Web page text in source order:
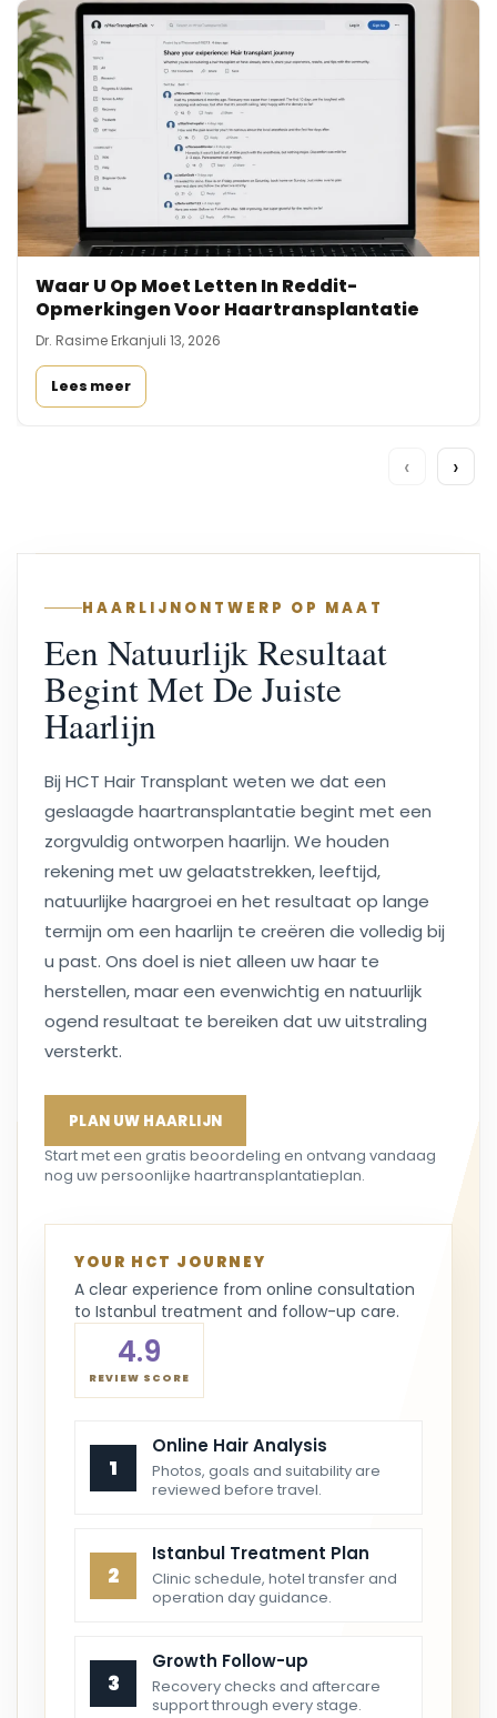
Waar U Op Moet Letten In Reddit-
Opmerkingen Voor Haartransplantatie
Dr. Rasime Erkanjuli 13, 2026
Lees meer
‹ ›
HAARLIJNONTWERP OP MAAT
Een Natuurlijk Resultaat
Begint Met De Juiste
Haarlijn
Bij HCT Hair Transplant weten we dat een
geslaagde haartransplantatie begint met een
zorgvuldig ontworpen haarlijn. We houden
rekening met uw gelaatstrekken, leeftijd,
natuurlijke haargroei en het resultaat op lange
termijn om een haarlijn te creëren die volledig bij
u past. Ons doel is niet alleen uw haar te
herstellen, maar een evenwichtig en natuurlijk
ogend resultaat te bereiken dat uw uitstraling
versterkt.
PLAN UW HAARLIJN
Start met een gratis beoordeling en ontvang vandaag
nog uw persoonlijke haartransplantatieplan.
YOUR HCT JOURNEY
A clear experience from online consultation
to Istanbul treatment and follow-up care.
4.9
REVIEW SCORE
1
Online Hair Analysis
Photos, goals and suitability are
reviewed before travel.
2
Istanbul Treatment Plan
Clinic schedule, hotel transfer and
operation day guidance.
3
Growth Follow-up
Recovery checks and aftercare
support through every stage.